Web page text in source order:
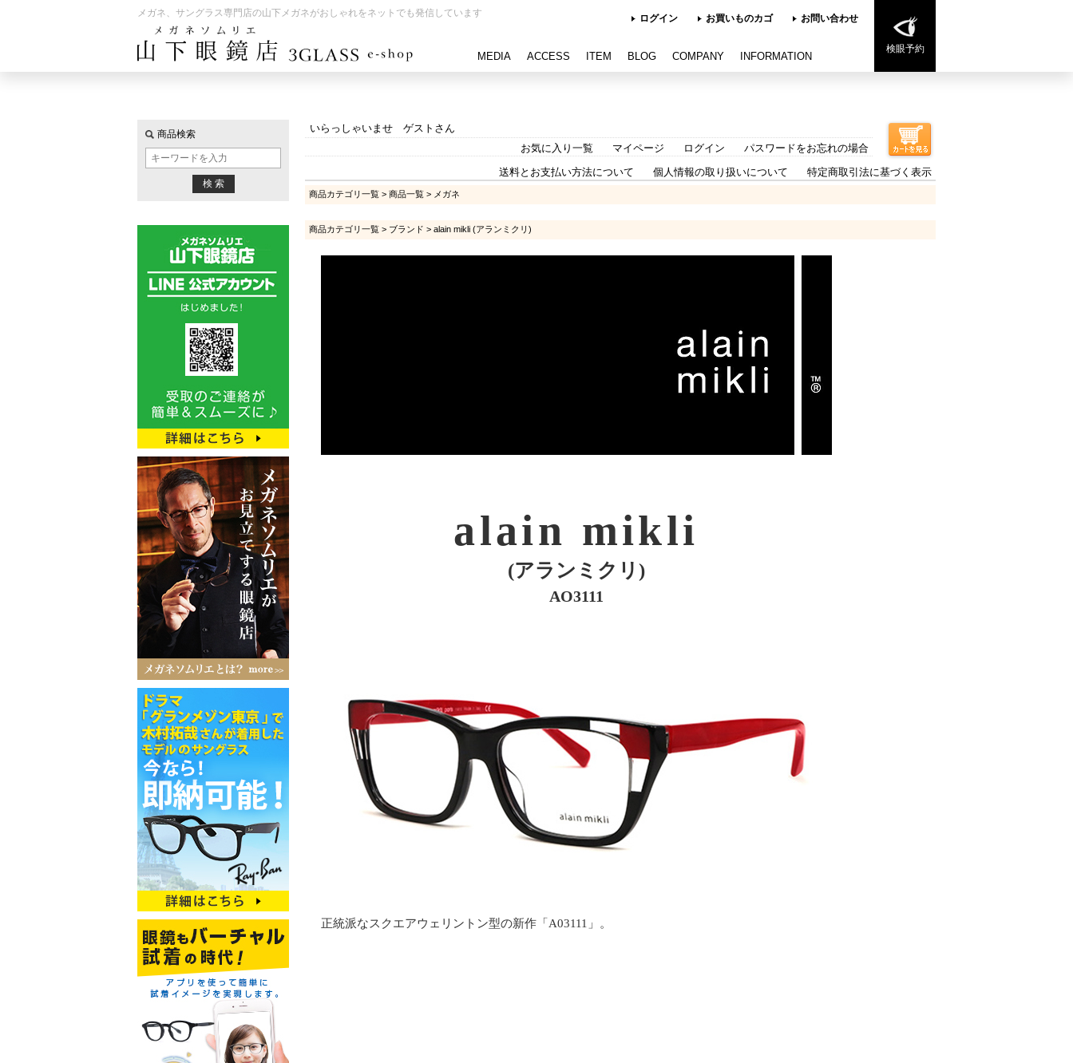
メガネ、サングラス専門店の山下メガネがおしゃれをネットでも発信しています ログイン お買いものカゴ お問い合わせ
検眼予約
MEDIA ACCESS ITEM BLOG COMPANY INFORMATION
商品検索
いらっしゃいませ ゲストさん
お気に入り一覧
マイページ ログイン
パスワードをお忘れの場合
送料とお支払い方法について
個人情報の取り扱いについて 特定商取引法に基づく表示
商品カテゴリ一覧 > 商品一覧 > メガネ
商品カテゴリ一覧 > ブランド > alain mikli (アランミクリ)